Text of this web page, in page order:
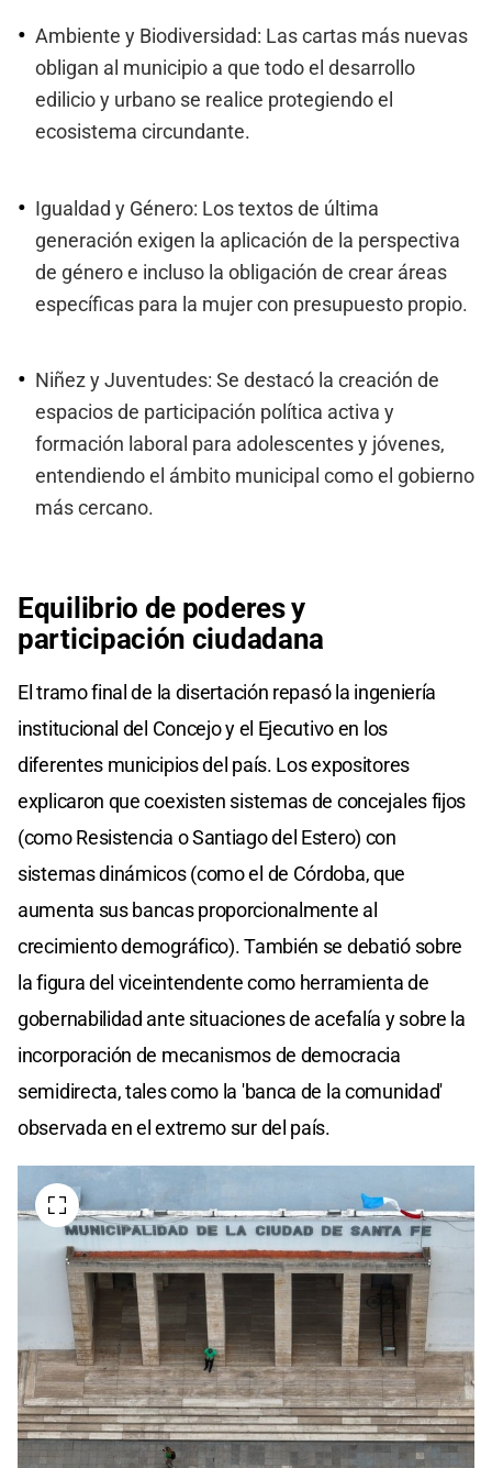
Ambiente y Biodiversidad: Las cartas más nuevas
obligan al municipio a que todo el desarrollo
edilicio y urbano se realice protegiendo el
ecosistema circundante.
Igualdad y Género: Los textos de última
generación exigen la aplicación de la perspectiva
de género e incluso la obligación de crear áreas
específicas para la mujer con presupuesto propio.
Niñez y Juventudes: Se destacó la creación de
espacios de participación política activa y
formación laboral para adolescentes y jóvenes,
entendiendo el ámbito municipal como el gobierno
más cercano.
Equilibrio de poderes y
participación ciudadana
El tramo final de la disertación repasó la ingeniería
institucional del Concejo y el Ejecutivo en los
diferentes municipios del país. Los expositores
explicaron que coexisten sistemas de concejales fijos
(como Resistencia o Santiago del Estero) con
sistemas dinámicos (como el de Córdoba, que
aumenta sus bancas proporcionalmente al
crecimiento demográfico). También se debatió sobre
la figura del viceintendente como herramienta de
gobernabilidad ante situaciones de acefalía y sobre la
incorporación de mecanismos de democracia
semidirecta, tales como la 'banca de la comunidad'
observada en el extremo sur del país.